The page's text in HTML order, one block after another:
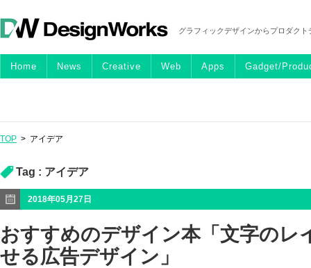
グラフィックデザインからプロダク
Home News Creative Web Apps Gadget/
TOP > アイデア
Tag : アイデア
2018年05月27日
おすすめのデザイン本「文字のレ
せる広告デザイン」